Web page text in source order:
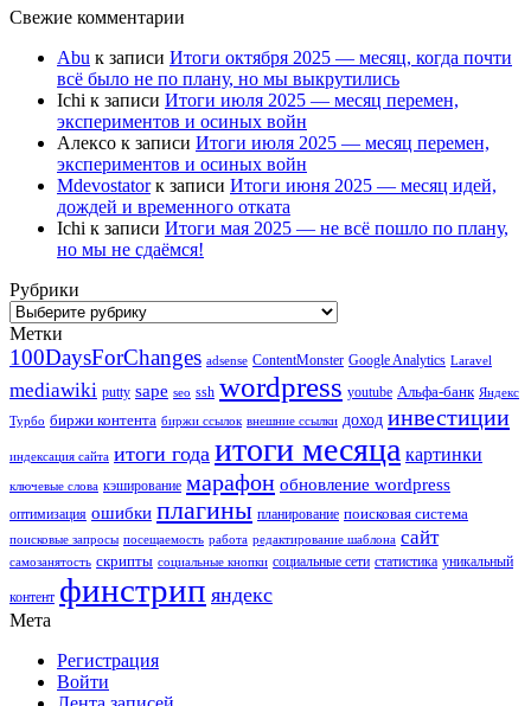
Свежие комментарии
Abu к записи Итоги октября 2025 — месяц, когда почти
всё было не по плану, но мы выкрутились
Ichi к записи Итоги июля 2025 — месяц перемен,
экспериментов и осиных войн
Алексо к записи Итоги июля 2025 — месяц перемен,
экспериментов и осиных войн
Mdevostatorк записи Итоги июня 2025 — месяц идей,
дождей и временного отката
Ichi к записи Итоги мая 2025 — не всё пошло по плану,
но мы не сдаёмся!
Рубрики
Рубрики
Метки
100DaysForChanges adsense ContentMonster Google Analytics Laravel
mediawiki putty sape seo ssh wordpress youtube Альфа-банк Яндекс
Турбо биржи контента биржи ссылок внешние ссылки доход инвестиции
индексация сайта итоги года итоги месяца картинки
ключевые слова кэширование марафон обновление wordpress
оптимизация ошибки плагины планирование поисковая система
поисковые запросы посещаемость работа редактирование шаблона сайт
самозанятость скрипты социальные кнопки социальные сети статистика уникальный
контент финстрип яндекс
Мета
Регистрация
Войти